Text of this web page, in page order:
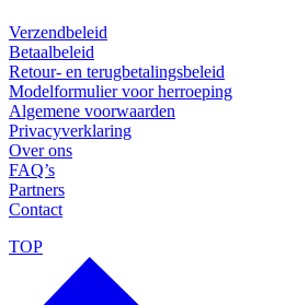
Verzendbeleid
Betaalbeleid
Retour- en terugbetalingsbeleid
Modelformulier voor herroeping
Algemene voorwaarden
Privacyverklaring
Over ons
FAQ’s
Partners
Contact
TOP